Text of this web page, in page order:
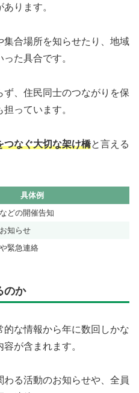
ります。
合場所を知らせたり、地域
た具合です。
ず、住民同士のつながりを保
っています。
つなぐ大切な架け橋と言える
具体例
どの開催告知
知らせ
緊急連絡
のか
な情報から年に数回しかな
が含まれます。
る活動のお知らせや、全員